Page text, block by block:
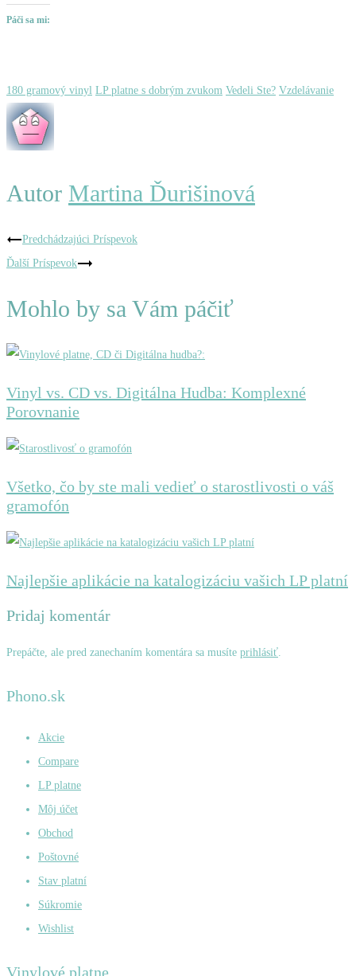
Páči sa mi:
180 gramový vinyl LP platne s dobrým zvukom Vedeli Ste? Vzdelávanie
Autor Martina Ďurišinová
Navigácia
v
článku
Predchádzajúci Príspevok
Ďalší Príspevok
Mohlo by sa Vám páčiť
Vinyl vs. CD vs. Digitálna Hudba: Komplexné
Porovnanie
Všetko, čo by ste mali vedieť o starostlivosti o váš
gramofón
Najlepšie aplikácie na katalogizáciu vašich LP platní
Pridaj komentár
Prepáčte, ale pred zanechaním komentára sa musíte prihlásiť.
Phono.sk
Akcie
Compare
LP platne
Môj účet
Obchod
Poštovné
Stav platní
Súkromie
Wishlist
Vinylové platne